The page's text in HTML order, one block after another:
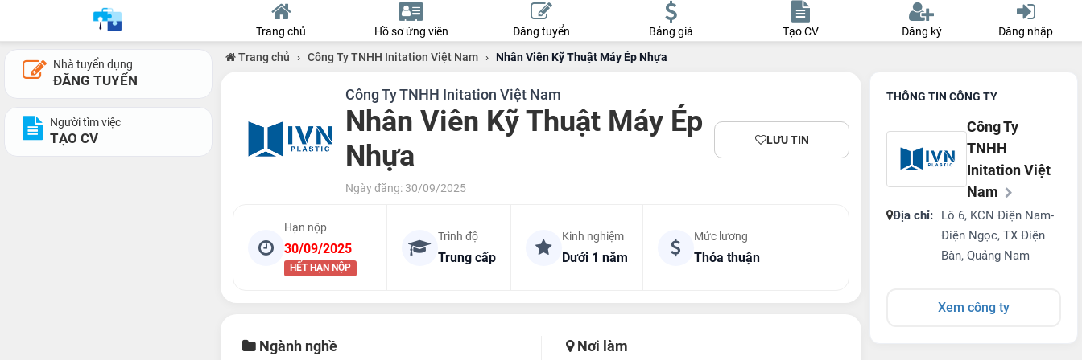
Trang chủ Hồ sơ ứng viên Đăng tuyển Bảng giá Tạo CV Đăng ký Đăng nhập
Nhà tuyển dụng
ĐĂNG TUYỂN
Người tìm việc
TẠO CV
Trang chủ › Công Ty TNHH Initation Việt Nam › Nhân Viên Kỹ Thuật Máy Ép Nhựa
Công Ty TNHH Initation Việt Nam
Nhân Viên Kỹ Thuật Máy Ép
Nhựa
Ngày đăng: 30/09/2025
LƯU TIN
Hạn nộp
30/09/2025
HẾT HẠN NỘP
Trình độ
Trung cấp
Kinh nghiệm
Dưới 1 năm
Mức lương
Thỏa thuận
Ngành nghề Nơi làm
THÔNG TIN CÔNG TY
Công Ty
TNHH
Initation Việt
Nam
Địa chỉ:
Lô 6, KCN Điện Nam-
Điện Ngọc, TX Điện
Bàn, Quảng Nam
Xem công ty